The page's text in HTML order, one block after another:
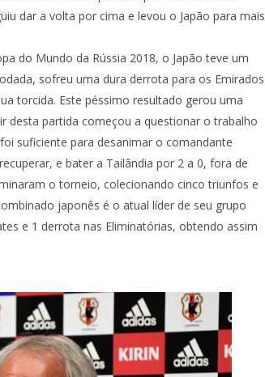
dar a volta por cima e levou o Japão para mais
do Mundo da Rússia 2018, o Japão teve um
sofreu uma dura derrota para os Emirados
torcida. Este péssimo resultado gerou uma
desta partida começou a questionar o trabalho
suficiente para desanimar o comandante
e bater a Tailândia por 2 a 0, fora de
o torneio, colecionando cinco triunfos e
japonês é o atual líder de seu grupo
e 1 derrota nas Eliminatórias, obtendo assim